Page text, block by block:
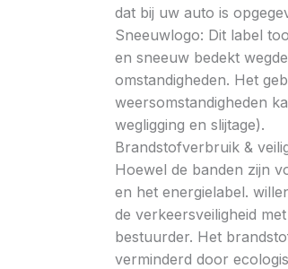
dat bij uw auto is
Sneeuwlogo: Dit label
en sneeuw bedekt
omstandigheden. Het
weersomstandigheden
wegligging en slijtage).
Brandstofverbruik &
Hoewel de banden zijn
en het energielabel.
de verkeersveiligheid
bestuurder. Het
verminderd door